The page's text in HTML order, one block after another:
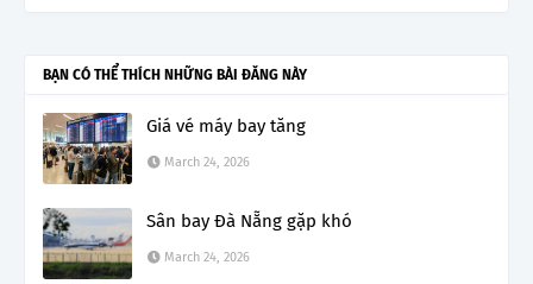
BẠN CÓ THỂ THÍCH NHỮNG BÀI ĐĂNG NÀY
Giá vé máy bay tăng
March 24, 2026
Sân bay Đà Nẵng gặp khó
March 24, 2026